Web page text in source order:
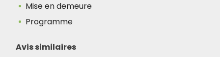
Mise en demeure
Programme
Avis similaires